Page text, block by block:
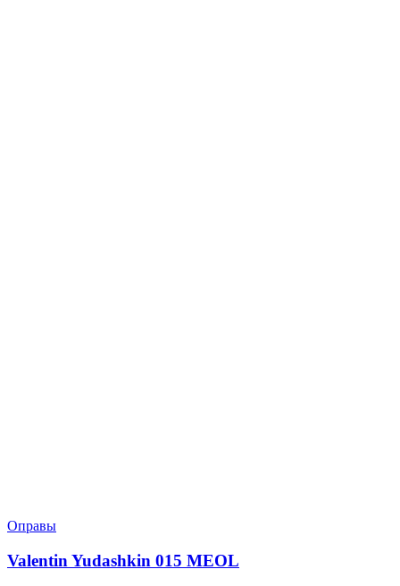
Оправы
Valentin Yudashkin 015 MEOL